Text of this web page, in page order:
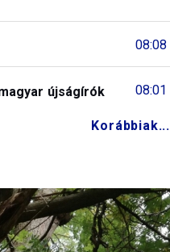
08:08
08:01
újságírók
Korábbiak...